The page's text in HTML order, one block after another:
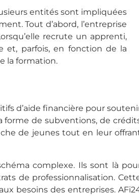
entités sont impliquées
Tout d’abord, l’entreprise
recrute un apprenti,
et, parfois, en fonction de la
la formation.
d’aide financière pour
forme de subventions, de
de jeunes tout en leur
complexe. Ils sont là
de professionnalisation.
besoins des entreprises.